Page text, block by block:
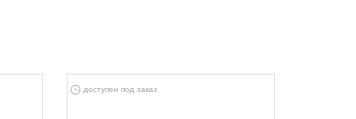
доступен под заказ